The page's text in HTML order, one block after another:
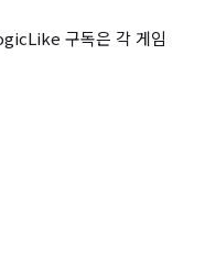
구독은 각 게임